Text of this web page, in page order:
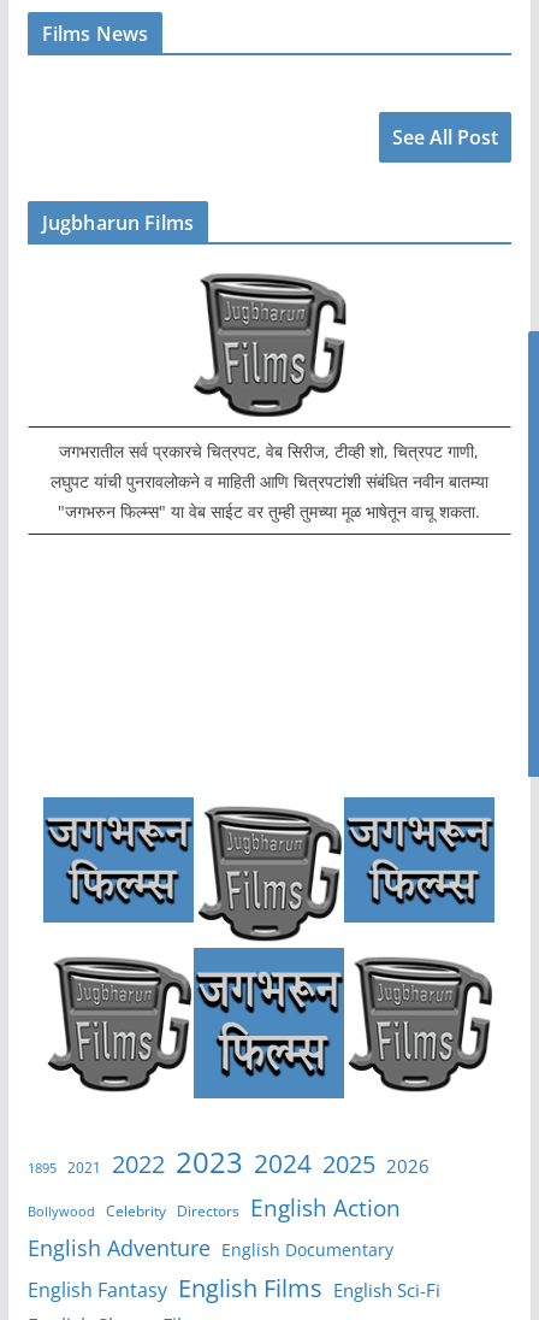
Films News
See All Post
Jugbharun Films
जगभरातील सर्व प्रकारचे चित्रपट, वेब सिरीज, टीव्ही शो, चित्रपट गाणी,
लघुपट यांची पुनरावलोकने व माहिती आणि चित्रपटांशी संबंधित नवीन बातम्या
"जगभरुन फिल्म्स" या वेब साईट वर तुम्ही तुमच्या मूळ भाषेतून वाचू शकता.
1895 2021 2022 2023 2024 2025 2026
Bollywood Celebrity Directors English Action
English Adventure English Documentary
English Fantasy English Films English Sci-Fi